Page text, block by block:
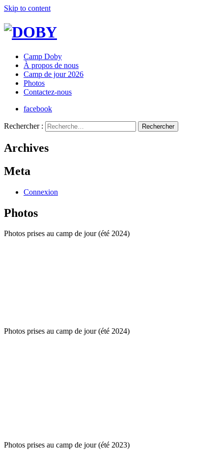
Skip to content
Camp Doby
À propos de nous
Camp de jour 2026
Photos
Contactez-nous
facebook
Rechercher :
Archives
Meta
Connexion
Photos
Photos prises au camp de jour (été 2024)
Photos prises au camp de jour (été 2024)
Photos prises au camp de jour (été 2023)